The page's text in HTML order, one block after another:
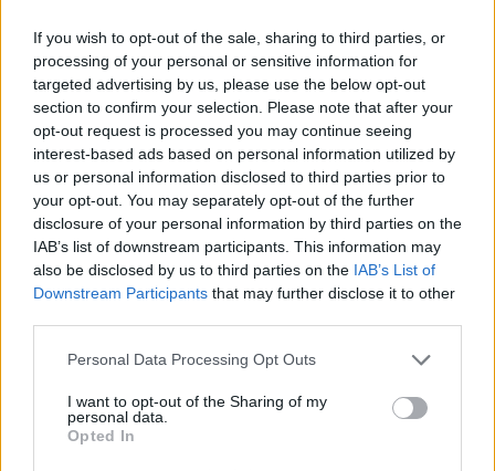
If you wish to opt-out of the sale, sharing to third parties, or
processing of your personal or sensitive information for
targeted advertising by us, please use the below opt-out
section to confirm your selection. Please note that after your
opt-out request is processed you may continue seeing
interest-based ads based on personal information utilized by
us or personal information disclosed to third parties prior to
your opt-out. You may separately opt-out of the further
disclosure of your personal information by third parties on the
IAB’s list of downstream participants. This information may
also be disclosed by us to third parties on the IAB’s List of
Downstream Participants that may further disclose it to other
Personal Data Processing Opt Outs
I want to opt-out of the Sharing of my
personal data.
Opted In
Πριν 4 χρόνια
Η εντυπωσιακή προσφυγοπούλα Αμάλ έφτασε στη Χίο